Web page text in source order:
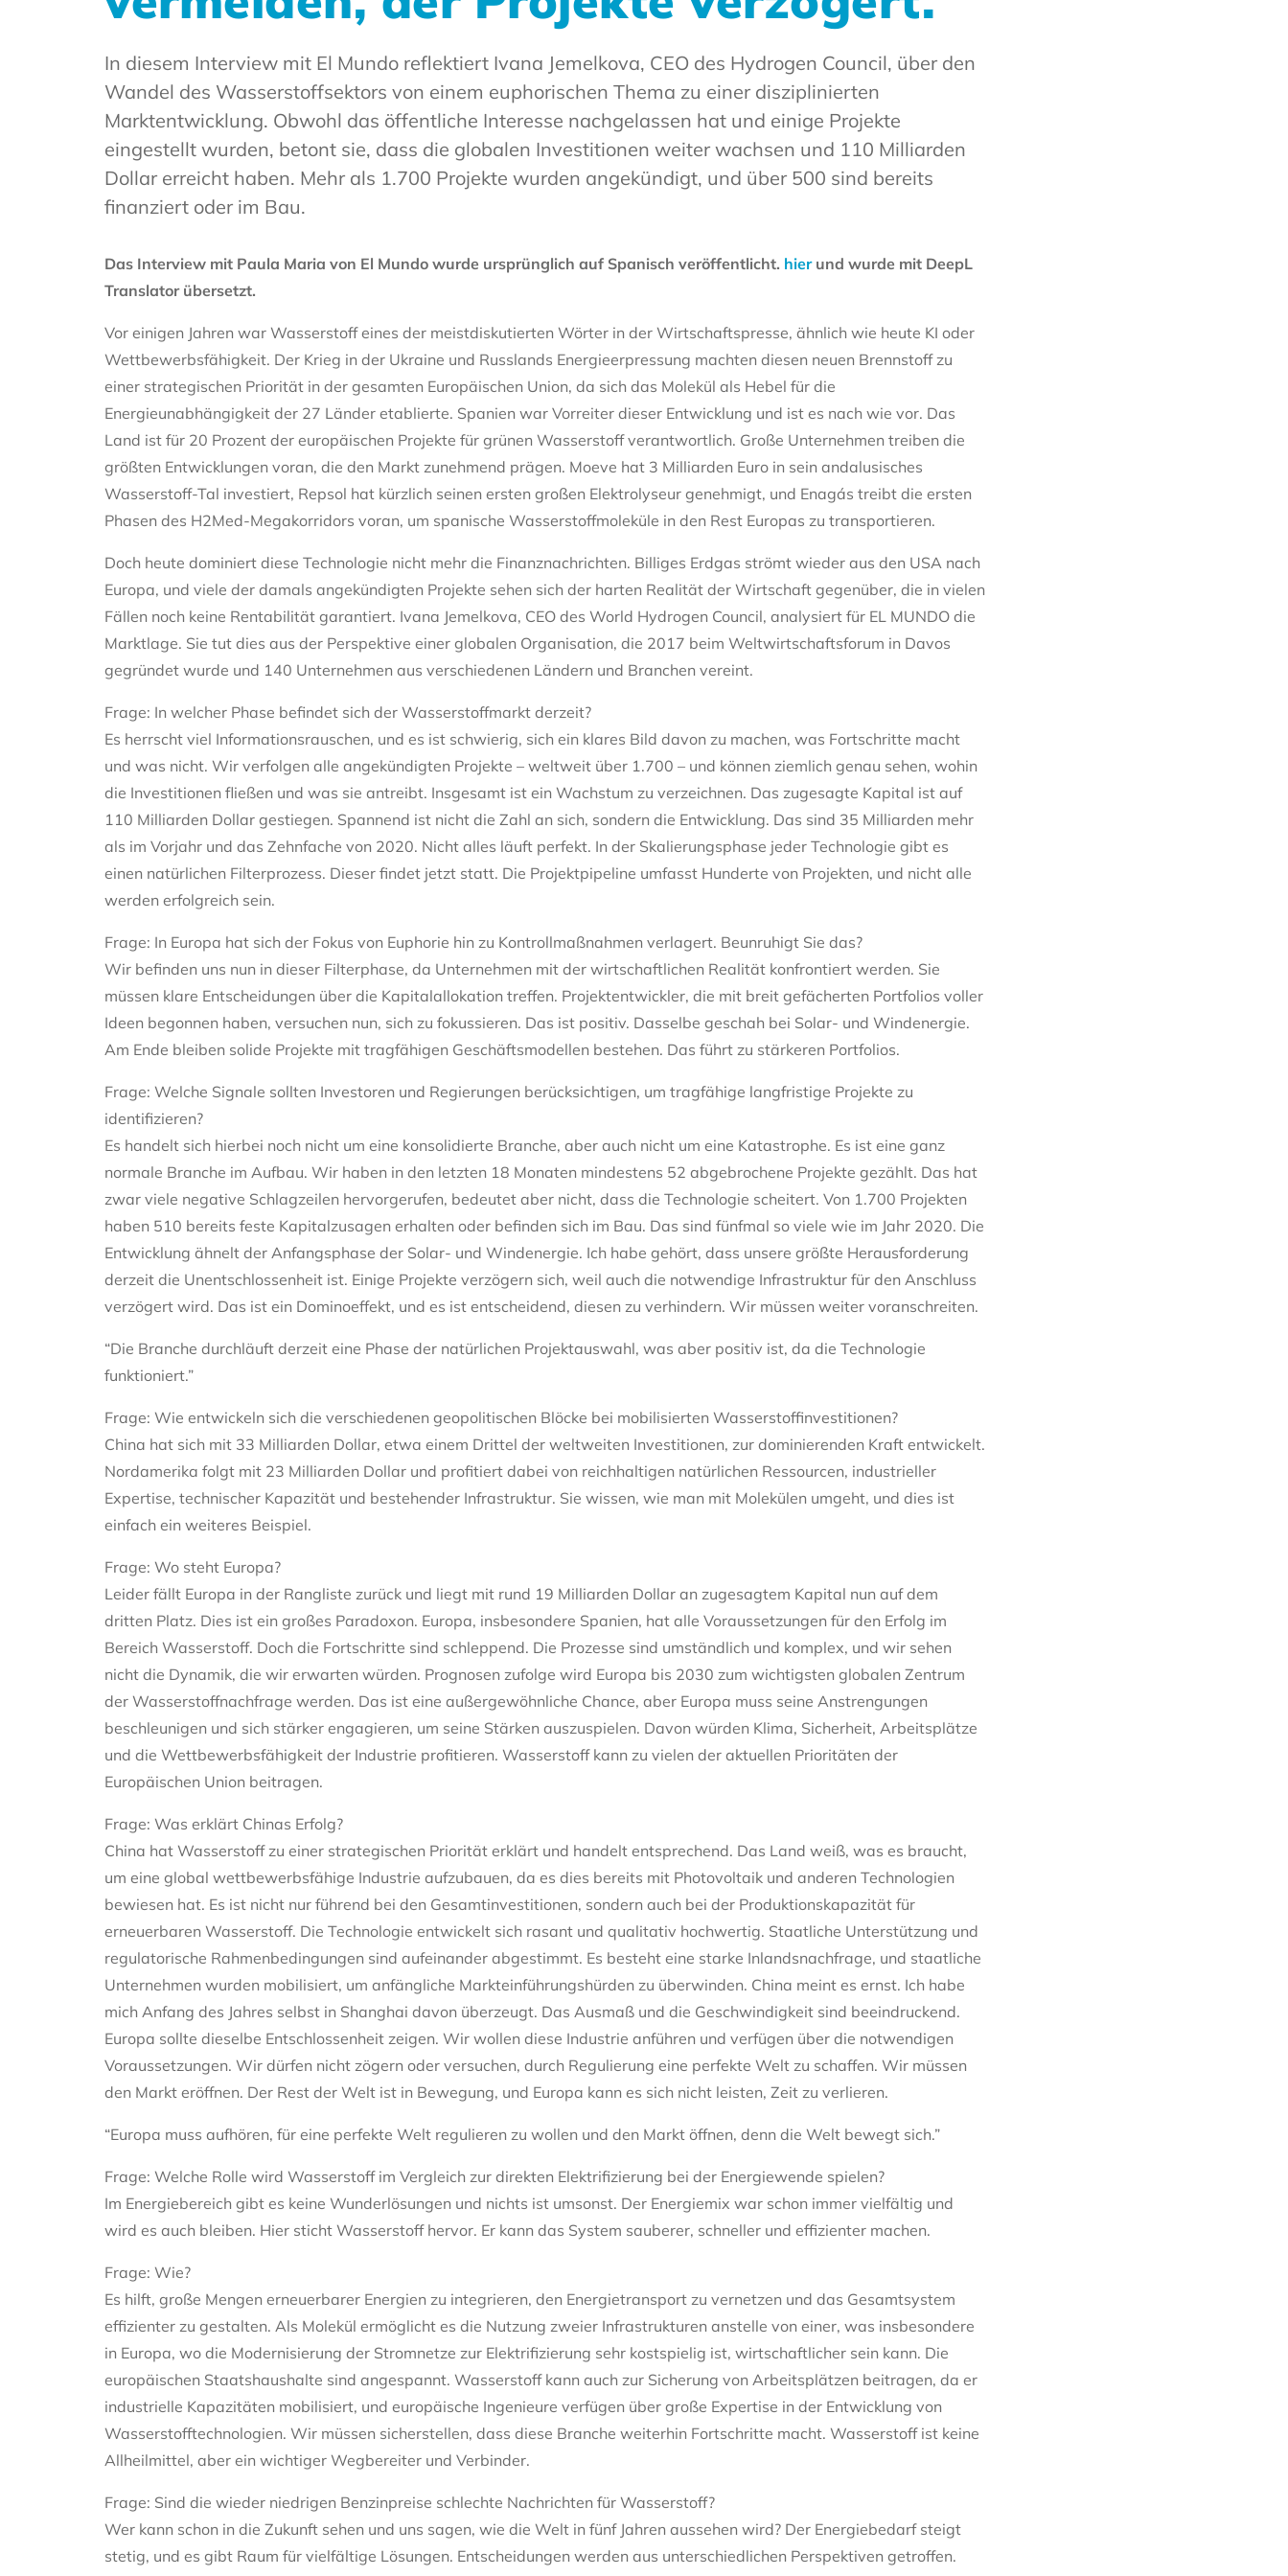
In diesem Interview mit El Mundo reflektiert Ivana Jemelkova, CEO des Hydrogen Council, über den
Wandel des Wasserstoffsektors von einem euphorischen Thema zu einer disziplinierten
Marktentwicklung. Obwohl das öffentliche Interesse nachgelassen hat und einige Projekte
eingestellt wurden, betont sie, dass die globalen Investitionen weiter wachsen und 110 Milliarden
Dollar erreicht haben. Mehr als 1.700 Projekte wurden angekündigt, und über 500 sind bereits
finanziert oder im Bau.
Das Interview mit Paula Maria von El Mundo wurde ursprünglich auf Spanisch veröffentlicht. hierund wurde mit DeepL
Translator übersetzt.
Vor einigen Jahren war Wasserstoff eines der meistdiskutierten Wörter in der Wirtschaftspresse, ähnlich wie heute KI oder
Wettbewerbsfähigkeit. Der Krieg in der Ukraine und Russlands Energieerpressung machten diesen neuen Brennstoff zu
einer strategischen Priorität in der gesamten Europäischen Union, da sich das Molekül als Hebel für die
Energieunabhängigkeit der 27 Länder etablierte. Spanien war Vorreiter dieser Entwicklung und ist es nach wie vor. Das
Land ist für 20 Prozent der europäischen Projekte für grünen Wasserstoff verantwortlich. Große Unternehmen treiben die
größten Entwicklungen voran, die den Markt zunehmend prägen. Moeve hat 3 Milliarden Euro in sein andalusisches
Wasserstoff-Tal investiert, Repsol hat kürzlich seinen ersten großen Elektrolyseur genehmigt, und Enagás treibt die ersten
Phasen des H2Med-Megakorridors voran, um spanische Wasserstoffmoleküle in den Rest Europas zu transportieren.
Doch heute dominiert diese Technologie nicht mehr die Finanznachrichten. Billiges Erdgas strömt wieder aus den USA nach
Europa, und viele der damals angekündigten Projekte sehen sich der harten Realität der Wirtschaft gegenüber, die in vielen
Fällen noch keine Rentabilität garantiert. Ivana Jemelkova, CEO des World Hydrogen Council, analysiert für EL MUNDO die
Marktlage. Sie tut dies aus der Perspektive einer globalen Organisation, die 2017 beim Weltwirtschaftsforum in Davos
gegründet wurde und 140 Unternehmen aus verschiedenen Ländern und Branchen vereint.
Frage: In welcher Phase befindet sich der Wasserstoffmarkt derzeit?
Es herrscht viel Informationsrauschen, und es ist schwierig, sich ein klares Bild davon zu machen, was Fortschritte macht
und was nicht. Wir verfolgen alle angekündigten Projekte – weltweit über 1.700 – und können ziemlich genau sehen, wohin
die Investitionen fließen und was sie antreibt. Insgesamt ist ein Wachstum zu verzeichnen. Das zugesagte Kapital ist auf
110 Milliarden Dollar gestiegen. Spannend ist nicht die Zahl an sich, sondern die Entwicklung. Das sind 35 Milliarden mehr
als im Vorjahr und das Zehnfache von 2020. Nicht alles läuft perfekt. In der Skalierungsphase jeder Technologie gibt es
einen natürlichen Filterprozess. Dieser findet jetzt statt. Die Projektpipeline umfasst Hunderte von Projekten, und nicht alle
werden erfolgreich sein.
Frage: In Europa hat sich der Fokus von Euphorie hin zu Kontrollmaßnahmen verlagert. Beunruhigt Sie das?
Wir befinden uns nun in dieser Filterphase, da Unternehmen mit der wirtschaftlichen Realität konfrontiert werden. Sie
müssen klare Entscheidungen über die Kapitalallokation treffen. Projektentwickler, die mit breit gefächerten Portfolios voller
Ideen begonnen haben, versuchen nun, sich zu fokussieren. Das ist positiv. Dasselbe geschah bei Solar- und Windenergie.
Am Ende bleiben solide Projekte mit tragfähigen Geschäftsmodellen bestehen. Das führt zu stärkeren Portfolios.
Frage: Welche Signale sollten Investoren und Regierungen berücksichtigen, um tragfähige langfristige Projekte zu
identifizieren?
Es handelt sich hierbei noch nicht um eine konsolidierte Branche, aber auch nicht um eine Katastrophe. Es ist eine ganz
normale Branche im Aufbau. Wir haben in den letzten 18 Monaten mindestens 52 abgebrochene Projekte gezählt. Das hat
zwar viele negative Schlagzeilen hervorgerufen, bedeutet aber nicht, dass die Technologie scheitert. Von 1.700 Projekten
haben 510 bereits feste Kapitalzusagen erhalten oder befinden sich im Bau. Das sind fünfmal so viele wie im Jahr 2020. Die
Entwicklung ähnelt der Anfangsphase der Solar- und Windenergie. Ich habe gehört, dass unsere größte Herausforderung
derzeit die Unentschlossenheit ist. Einige Projekte verzögern sich, weil auch die notwendige Infrastruktur für den Anschluss
verzögert wird. Das ist ein Dominoeffekt, und es ist entscheidend, diesen zu verhindern. Wir müssen weiter voranschreiten.
“Die Branche durchläuft derzeit eine Phase der natürlichen Projektauswahl, was aber positiv ist, da die Technologie
funktioniert.”
Frage: Wie entwickeln sich die verschiedenen geopolitischen Blöcke bei mobilisierten Wasserstoffinvestitionen?
China hat sich mit 33 Milliarden Dollar, etwa einem Drittel der weltweiten Investitionen, zur dominierenden Kraft entwickelt.
Nordamerika folgt mit 23 Milliarden Dollar und profitiert dabei von reichhaltigen natürlichen Ressourcen, industrieller
Expertise, technischer Kapazität und bestehender Infrastruktur. Sie wissen, wie man mit Molekülen umgeht, und dies ist
einfach ein weiteres Beispiel.
Frage: Wo steht Europa?
Leider fällt Europa in der Rangliste zurück und liegt mit rund 19 Milliarden Dollar an zugesagtem Kapital nun auf dem
dritten Platz. Dies ist ein großes Paradoxon. Europa, insbesondere Spanien, hat alle Voraussetzungen für den Erfolg im
Bereich Wasserstoff. Doch die Fortschritte sind schleppend. Die Prozesse sind umständlich und komplex, und wir sehen
nicht die Dynamik, die wir erwarten würden. Prognosen zufolge wird Europa bis 2030 zum wichtigsten globalen Zentrum
der Wasserstoffnachfrage werden. Das ist eine außergewöhnliche Chance, aber Europa muss seine Anstrengungen
beschleunigen und sich stärker engagieren, um seine Stärken auszuspielen. Davon würden Klima, Sicherheit, Arbeitsplätze
und die Wettbewerbsfähigkeit der Industrie profitieren. Wasserstoff kann zu vielen der aktuellen Prioritäten der
Europäischen Union beitragen.
Frage: Was erklärt Chinas Erfolg?
China hat Wasserstoff zu einer strategischen Priorität erklärt und handelt entsprechend. Das Land weiß, was es braucht,
um eine global wettbewerbsfähige Industrie aufzubauen, da es dies bereits mit Photovoltaik und anderen Technologien
bewiesen hat. Es ist nicht nur führend bei den Gesamtinvestitionen, sondern auch bei der Produktionskapazität für
erneuerbaren Wasserstoff. Die Technologie entwickelt sich rasant und qualitativ hochwertig. Staatliche Unterstützung und
regulatorische Rahmenbedingungen sind aufeinander abgestimmt. Es besteht eine starke Inlandsnachfrage, und staatliche
Unternehmen wurden mobilisiert, um anfängliche Markteinführungshürden zu überwinden. China meint es ernst. Ich habe
mich Anfang des Jahres selbst in Shanghai davon überzeugt. Das Ausmaß und die Geschwindigkeit sind beeindruckend.
Europa sollte dieselbe Entschlossenheit zeigen. Wir wollen diese Industrie anführen und verfügen über die notwendigen
Voraussetzungen. Wir dürfen nicht zögern oder versuchen, durch Regulierung eine perfekte Welt zu schaffen. Wir müssen
den Markt eröffnen. Der Rest der Welt ist in Bewegung, und Europa kann es sich nicht leisten, Zeit zu verlieren.
“Europa muss aufhören, für eine perfekte Welt regulieren zu wollen und den Markt öffnen, denn die Welt bewegt sich.”
Frage: Welche Rolle wird Wasserstoff im Vergleich zur direkten Elektrifizierung bei der Energiewende spielen?
Im Energiebereich gibt es keine Wunderlösungen und nichts ist umsonst. Der Energiemix war schon immer vielfältig und
wird es auch bleiben. Hier sticht Wasserstoff hervor. Er kann das System sauberer, schneller und effizienter machen.
Frage: Wie?
Es hilft, große Mengen erneuerbarer Energien zu integrieren, den Energietransport zu vernetzen und das Gesamtsystem
effizienter zu gestalten. Als Molekül ermöglicht es die Nutzung zweier Infrastrukturen anstelle von einer, was insbesondere
in Europa, wo die Modernisierung der Stromnetze zur Elektrifizierung sehr kostspielig ist, wirtschaftlicher sein kann. Die
europäischen Staatshaushalte sind angespannt. Wasserstoff kann auch zur Sicherung von Arbeitsplätzen beitragen, da er
industrielle Kapazitäten mobilisiert, und europäische Ingenieure verfügen über große Expertise in der Entwicklung von
Wasserstofftechnologien. Wir müssen sicherstellen, dass diese Branche weiterhin Fortschritte macht. Wasserstoff ist keine
Allheilmittel, aber ein wichtiger Wegbereiter und Verbinder.
Frage: Sind die wieder niedrigen Benzinpreise schlechte Nachrichten für Wasserstoff?
Wer kann schon in die Zukunft sehen und uns sagen, wie die Welt in fünf Jahren aussehen wird? Der Energiebedarf steigt
stetig, und es gibt Raum für vielfältige Lösungen. Entscheidungen werden aus unterschiedlichen Perspektiven getroffen.